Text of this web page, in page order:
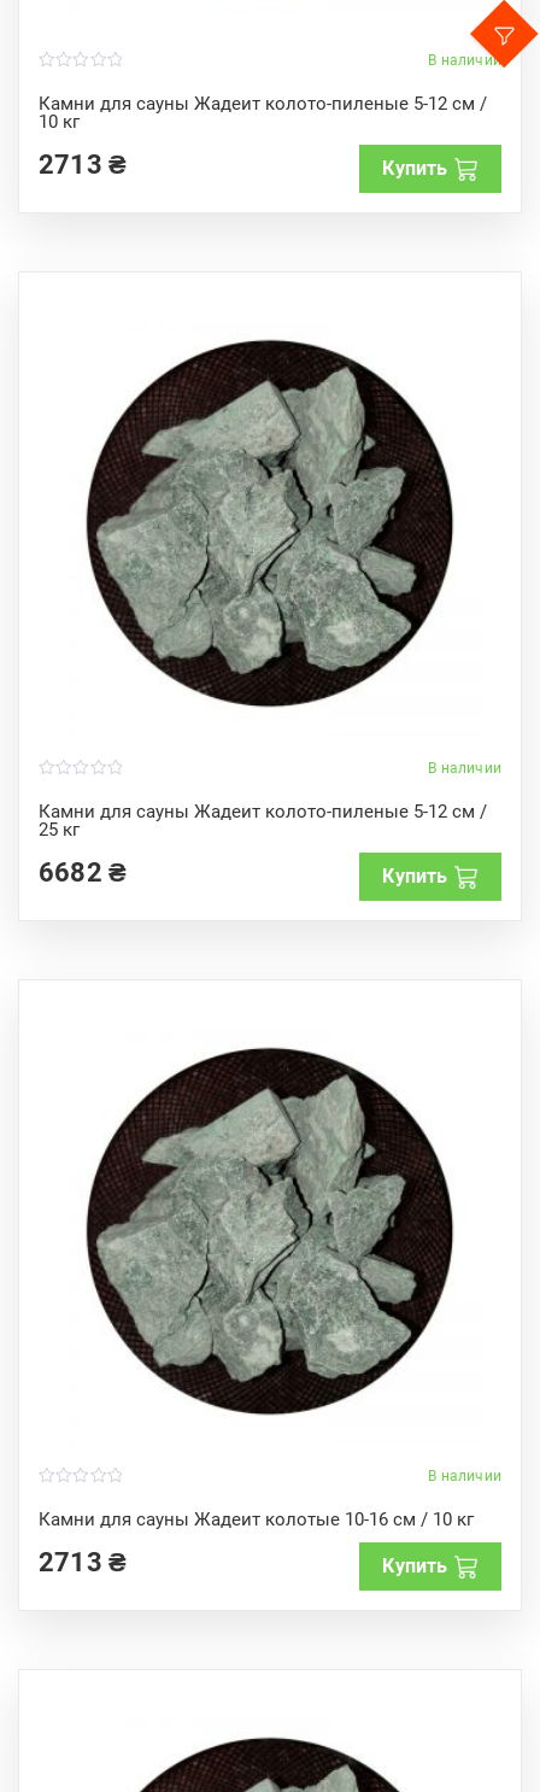
В наличии
Камни для сауны Жадеит колото-пиленые 5-12 см /
10 кг
o
u
t
f
5
2713 ₴ Купить
В наличии
Камни для сауны Жадеит колото-пиленые 5-12 см /
25 кг
o
u
t
f
5
6682 ₴ Купить
В наличии
Камни для сауны Жадеит колотые 10-16 см / 10 кг
o
u
o
f
2713 ₴ Купить